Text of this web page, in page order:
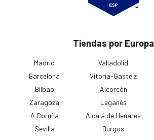
Tiendas por Europa
Madrid
Barcelona
Bilbao
Zaragoza
A Coruña
Sevilla
Valladolid
Vitoria-Gasteiz
Alcorcón
Leganés
Alcalá de Henares
Burgos